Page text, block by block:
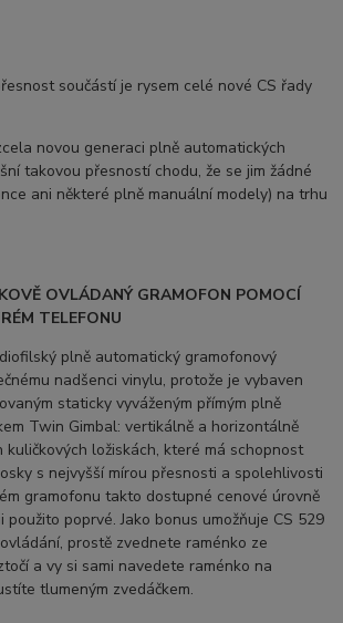
součástí je rysem celé nové CS řady
novou generaci plně automatických
takovou přesností chodu, že se jim žádné
ani některé plně manuální modely) na trhu
OVLÁDANÝ GRAMOFON POMOCÍ
TELEFONU
plně automatický gramofonový
nadšenci vinylu, protože je vybaven
staticky vyváženým přímým plně
Twin Gimbal: vertikálně a horizontálně
kuličkových ložiskách, které má schopnost
s nejvyšší mírou přesnosti a spolehlivosti
gramofonu takto dostupné cenové úrovně
poprvé. Jako bonus umožňuje CS 529
prostě zvednete raménko ze
a vy si sami navedete raménko na
tlumeným zvedáčkem.